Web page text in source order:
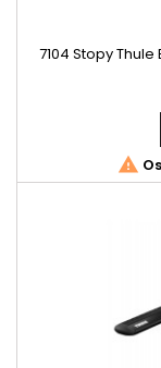
7104 Stopy
